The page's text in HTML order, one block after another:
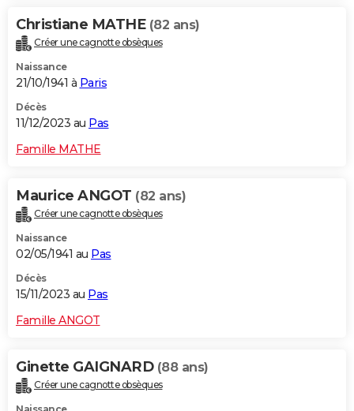
Christiane MATHE (82 ans)
Créer une cagnotte obsèques
Naissance
21/10/1941 à Paris
Décès
11/12/2023 au Pas
Famille MATHE
Maurice ANGOT (82 ans)
Créer une cagnotte obsèques
Naissance
02/05/1941 au Pas
Décès
15/11/2023 au Pas
Famille ANGOT
Ginette GAIGNARD (88 ans)
Créer une cagnotte obsèques